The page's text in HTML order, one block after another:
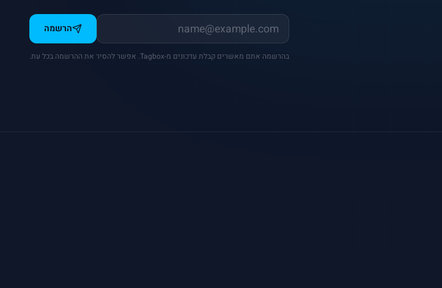
הרשמה
בהרשמה אתם מאשרים קבלת עדכונים מ-Tagbox. אפשר להסיר את ההרשמה בכל עת.